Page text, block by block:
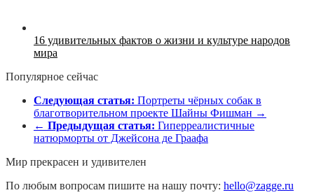
16 удивительных фактов о жизни и культуре народов
мира
Популярное сейчас
Следующая статья: Портреты чёрных собак в
благотворительном проекте Шайны Фишман →
← Предыдущая статья: Гиперреалистичные
натюрморты от Джейсона де Граафа
Мир прекрасен и удивителен
По любым вопросам пишите на нашу почту: hello@zagge.ru